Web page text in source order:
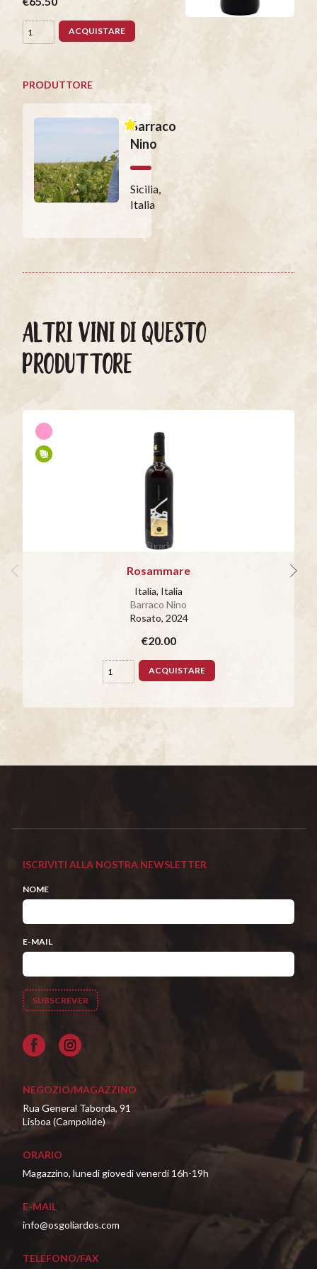
ACQUISTARE
PRODUTTORE
Barraco
Nino
Sicilia,
Italia
ALTRI VINI DI QUESTO
PRODUTTORE
Rosammare
Italia, Italia
Barraco Nino
Rosato, 2024
€20.00
ACQUISTARE
ISCRIVITI ALLA NOSTRA NEWSLETTER
NOME
E-MAIL
Facebook
NEGOZIO/MAGAZZINO
Rua General Taborda, 91
Lisboa (Campolide)
ORARIO
Magazzino, lunedi giovedi venerdi 16h-19h
E-MAIL
info@osgoliardos.com
TELEFONO/FAX